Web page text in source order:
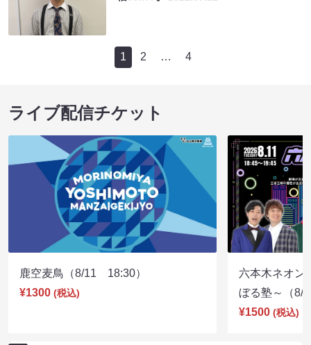
1 2 … 4
ライブ配信チケット
鹿空麦鳥（8/11 18:30）
¥1300 (税込)
六本木ネオン
ぼる塾～（
¥1500 (税込)